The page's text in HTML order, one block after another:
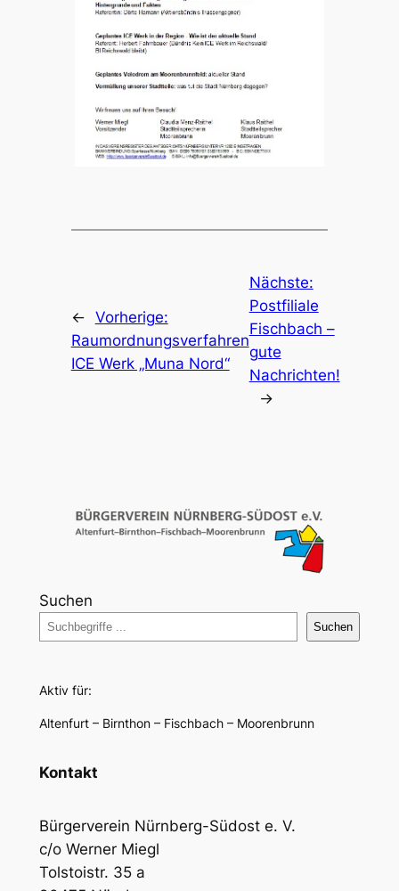
← Vorherige:
Raumordnungsverfahren
ICE Werk „Muna Nord“
Nächste:
Postfiliale
Fischbach –
gute
Nachrichten!
→
Suchen
Suchen
Aktiv für:
Altenfurt – Birnthon – Fischbach – Moorenbrunn
Kontakt
Bürgerverein Nürnberg-Südost e. V.
c/o Werner Miegl
Tolstoistr. 35 a